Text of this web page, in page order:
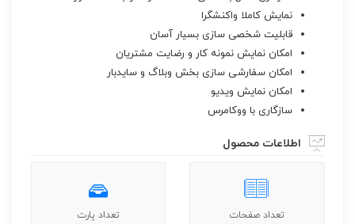
نمایش کاملا واکنشگرا
قابلیت شخصی سازی بسیار آسان
امکان نمایش نمونه کار و رضایت مشتریان
امکان سفارشی سازی بخش وبلاگ و سایدبار
امکان نمایش ویدیو
سازگاری با ووکامرس
اطلاعات محصول
تعداد صفحات تعداد پارت